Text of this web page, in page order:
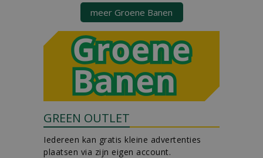
meer Groene Banen
GREEN OUTLET
Iedereen kan gratis kleine advertenties
plaatsen via zijn eigen account.